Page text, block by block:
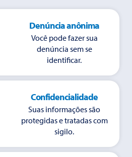
Denúncia anônima
Você pode fazer sua
denúncia sem se
identificar.
Confidencialidade
Suas informações são
protegidas e tratadas com
sigilo.